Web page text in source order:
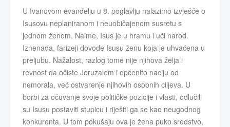
U Ivanovom evanđelju u 8. poglavlju nalazimo izvješće o
Isusovu neplaniranom i neuobičajenom susretu s
jednom ženom. Naime, Isus je u hramu i uči narod.
Iznenada, farizeji dovode Isusu ženu koja je uhvaćena u
preljubu. Nažalost, razlog tome nije njihova želja i
revnost da očiste Jeruzalem i općenito naciju od
nemorala, već ostvarenje njihovih osobnih ciljeva. U
borbi za očuvanje svoje političke pozicije i vlasti, odlučili
su Isusu postaviti stupicu i riješiti ga se kao neugodnog
konkurenta. U tom pokušaju ova je žena puko sredstvo,